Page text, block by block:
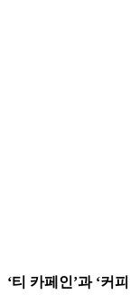
‘티 카페인’과 ‘커